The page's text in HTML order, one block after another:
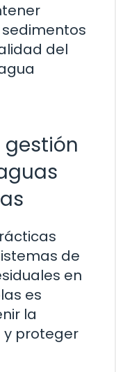
del
de
en
es
la
proteger